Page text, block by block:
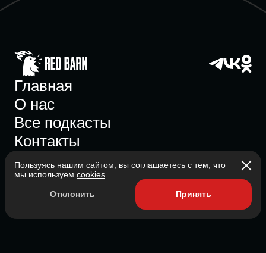
Главная
О нас
Все подкасты
Контакты
Состоит в ассоциации с 2023
Пользуясь нашим сайтом, вы соглашаетесь с тем, что
мы используем cookies
Отклонить Принять